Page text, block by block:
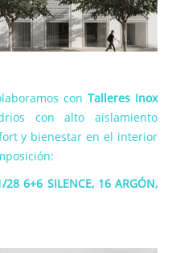
con Talleres Inox
con alto aislamiento
y bienestar en el interior
6+6 SILENCE, 16 ARGÓN,